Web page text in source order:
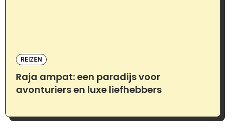
REIZEN
Raja ampat: een paradijs voor
avonturiers en luxe liefhebbers